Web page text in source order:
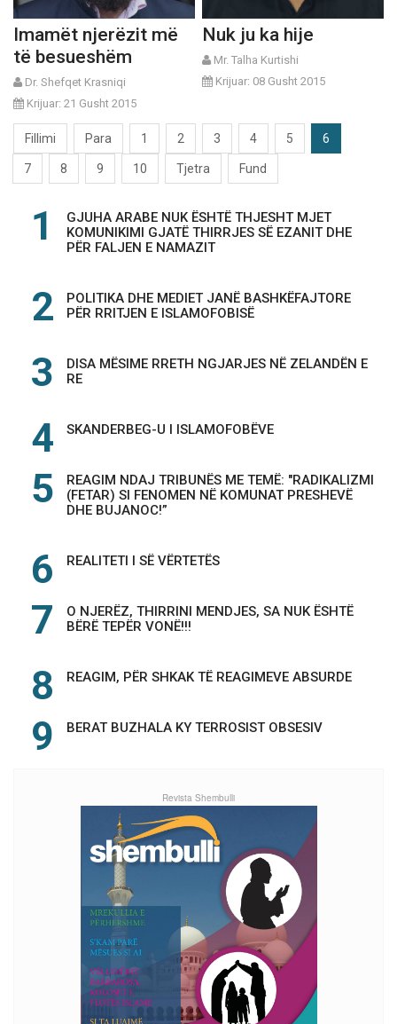
Imamët njerëzit më
të besueshëm
Dr. Shefqet Krasniqi
Krijuar: 21 Gusht 2015
Nuk ju ka hije
Mr. Talha Kurtishi
Krijuar: 08 Gusht 2015
Fillimi Para 1 2 3 4 5 6
7 8 9 10 Tjetra Fund
GJUHA ARABE NUK ËSHTË THJESHT MJET
KOMUNIKIMI GJATË THIRRJES SË EZANIT DHE
PËR FALJEN E NAMAZIT
POLITIKA DHE MEDIET JANË BASHKËFAJTORE
PËR RRITJEN E ISLAMOFOBISË
DISA MËSIME RRETH NGJARJES NË ZELANDËN E
RE
SKANDERBEG-U I ISLAMOFOBËVE
REAGIM NDAJ TRIBUNËS ME TEMË: "RADIKALIZMI
(FETAR) SI FENOMEN NË KOMUNAT PRESHEVË
DHE BUJANOC!”
REALITETI I SË VËRTETËS
O NJERËZ, THIRRINI MENDJES, SA NUK ËSHTË
BËRË TEPËR VONË!!!
REAGIM, PËR SHKAK TË REAGIMEVE ABSURDE
BERAT BUZHALA KY TERROSIST OBSESIV
Revista Shembulli